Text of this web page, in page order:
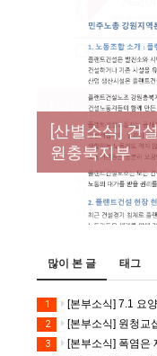
[성명] 막을 수
라 : 청년노동
과 재발방지
[산별소식] 건
원충북지부
[강릉,속초,원
모
[조합원☆인터
규직노동조합
[본부소식] 강
많이 본 글 태그
1 [본부소식] 7.1 요
2 [본부소식] 원청교섭 원년. 초
3 [본부소식] 폭염은 재